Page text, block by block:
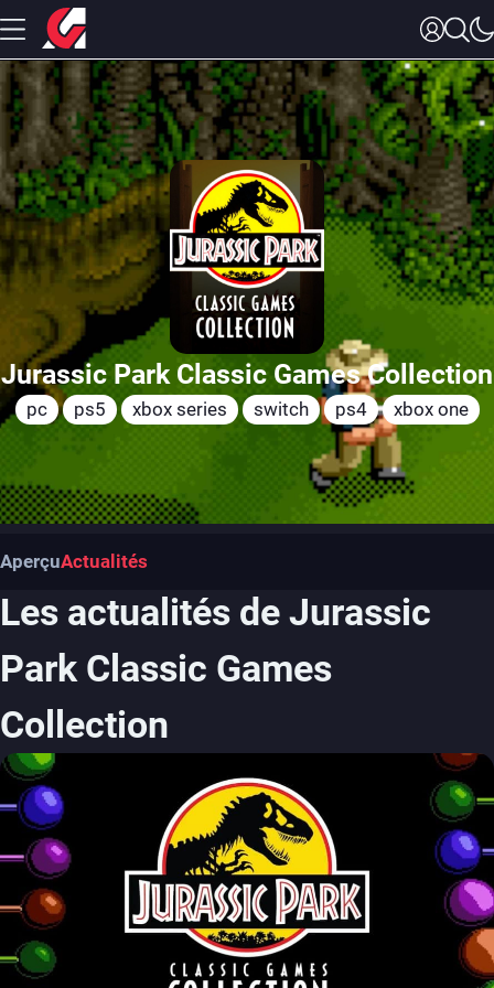
Jurassic Park Classic Games Collection
pc ps5 xbox series switch ps4 xbox one
AperçuActualités
Les actualités de Jurassic
Park Classic Games
Collection